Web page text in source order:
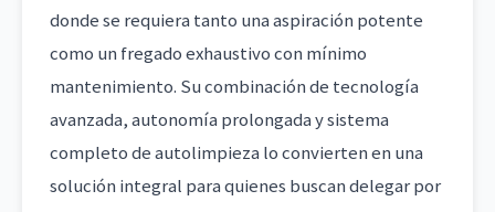
donde se requiera tanto una aspiración potente
como un fregado exhaustivo con mínimo
mantenimiento. Su combinación de tecnología
avanzada, autonomía prolongada y sistema
completo de autolimpieza lo convierten en una
solución integral para quienes buscan delegar por